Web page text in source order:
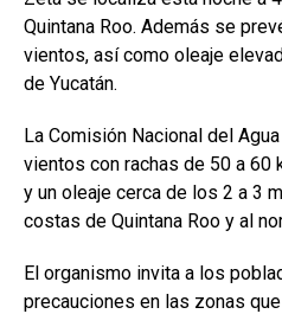
Quintana Roo. Además se
vientos, así como oleaje
de Yucatán.
La Comisión Nacional del
vientos con rachas de 50 a
y un oleaje cerca de los 2 a 3
costas de Quintana Roo y al
El organismo invita a los
precauciones en las zonas